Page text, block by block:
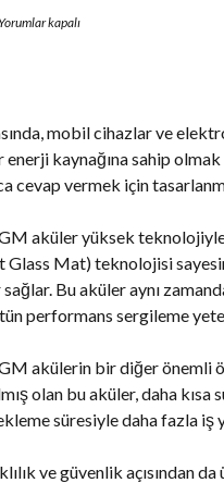
Yorumlar kapalı
mobil cihazlar ve
kaynağına sahip
cevap vermek için
aküler yüksek
Glass Mat) teknolojisi
Bu aküler aynı
performans sergileme
akülerin bir diğer önemli
olan bu aküler, daha
süresiyle daha fazla
ve güvenlik açısından